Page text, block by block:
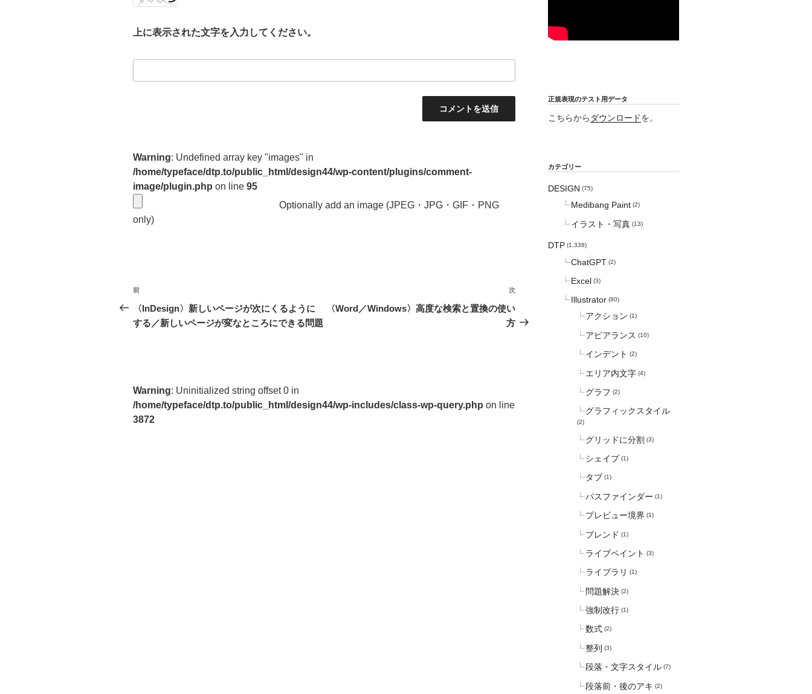
上に表示された文字を入力してください。
Warning: Undefined array key "images" in
/home/typeface/dtp.to/public_html/design44/wp-content/plugins/comment-
image/plugin.php on line 95
Optionally add an image (JPEG・JPG・GIF・PNG
only)
投
稿
ナ
ー
シ
前
の
投
前
〈InDesign〉新しいページが次にくるように
する／新しいページが変なところにできる問題
次
の
投
次
〈Word／Windows〉高度な検索と置換の使い
方
Warning: Uninitialized string offset 0 in
/home/typeface/dtp.to/public_html/design44/wp-includes/class-wp-query.php on line
3872
正規表現のテスト用データ
こちらから ダウンロードを。
カテゴリー
DESIGN (75)
Medibang Paint (2)
イラスト・写真 (13)
DTP (1,338)
ChatGPT (2)
Excel (3)
Illustrator (80)
アクション (1)
アピアランス (10)
インデント (2)
エリア内文字 (4)
グラフ (2)
グラフィックスタイル
(2)
グリッドに分割 (3)
シェイプ (1)
タブ (1)
パスファインダー (1)
プレビュー境界 (1)
ブレンド (1)
ライブペイント (3)
ライブラリ (1)
問題解決 (2)
強制改行 (1)
数式 (2)
整列 (3)
段落・文字スタイル (7)
段落前・後のアキ (2)